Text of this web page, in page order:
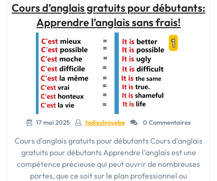
gratuit
pour
débutants
:
Apprendre
l’anglais
à
votre
rythme
et
Cours d’anglais gratuits pour débutants:
Apprendre l’anglais sans frais!
17 mai 2025 todisulvoyebe 0 Commentaires
Cours d’anglais gratuits pour débutants Cours d’anglais
gratuits pour débutants Apprendre l’anglais est une
compétence précieuse qui peut ouvrir de nombreuses
portes, que ce soit sur le plan professionnel ou